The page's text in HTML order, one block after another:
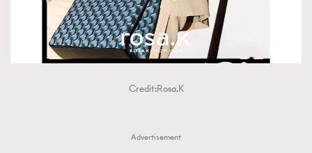
Credit:Rosa.K
Advertisement